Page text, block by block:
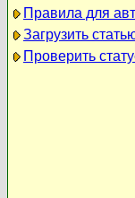
Правила для
Загрузить
Проверить